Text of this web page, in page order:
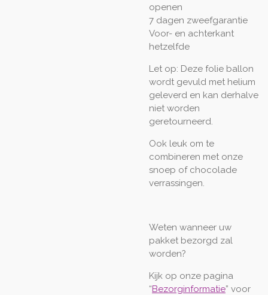
openen
7 dagen zweefgarantie
Voor- en achterkant
hetzelfde
Let op: Deze folie ballon
wordt gevuld met helium
geleverd en kan derhalve
niet worden
geretourneerd.
Ook leuk om te
combineren met onze
snoep of chocolade
verrassingen.
Weten wanneer uw
pakket bezorgd zal
worden?
Kijk op onze pagina
“Bezorginformatie” voor